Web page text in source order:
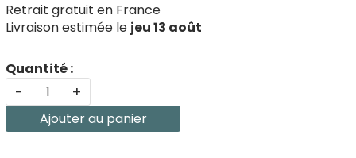
Retrait gratuit en France
Livraison estimée le jeu 13 août
Quantité :
- +
Ajouter au panier